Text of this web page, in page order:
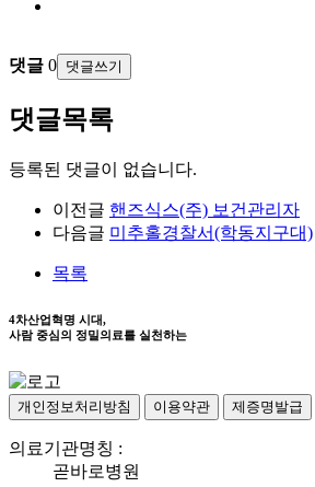
댓글 0 댓글쓰기
댓글목록
등록된 댓글이 없습니다.
이전글 핸즈식스(주) 보건관리자
다음글 미추홀경찰서(학동지구대)
목록
4차산업혁명 시대,
사람 중심의 정밀의료를 실천하는
개인정보처리방침 이용약관 제증명발급
의료기관명칭 :
곧바로병원